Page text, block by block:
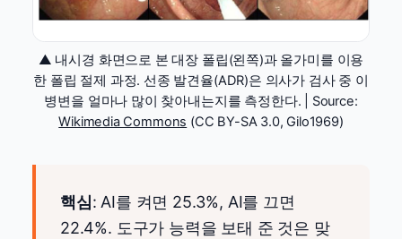
▲ 내시경 화면으로 본 대장 폴립(왼쪽)과 올가미를 이용
한 폴립 절제 과정. 선종 발견율(ADR)은 의사가 검사 중 이
병변을 얼마나 많이 찾아내는지를 측정한다. | Source:
Wikimedia Commons (CC BY-SA 3.0, Gilo1969)
핵심: AI를 켜면 25.3%, AI를 끄면
22.4%. 도구가 능력을 보태 준 것은 맞